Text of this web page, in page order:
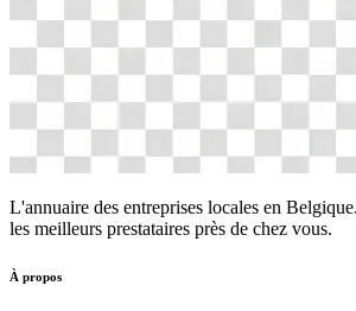
L'annuaire des entreprises locales en
les meilleurs prestataires près de chez vous.
À propos